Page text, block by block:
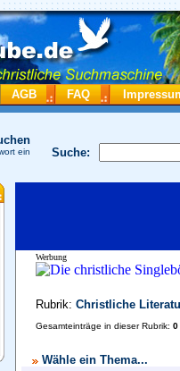
AGB FAQ
Suche:
ein
Werbung
Rubrik: Christliche
Gesamteinträge in dieser Rubrik: 0
Wähle ein Thema...